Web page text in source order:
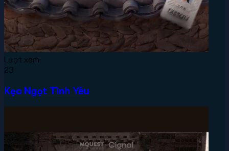
Lượt xem:
23
Kẹo Ngọt Tình Yêu